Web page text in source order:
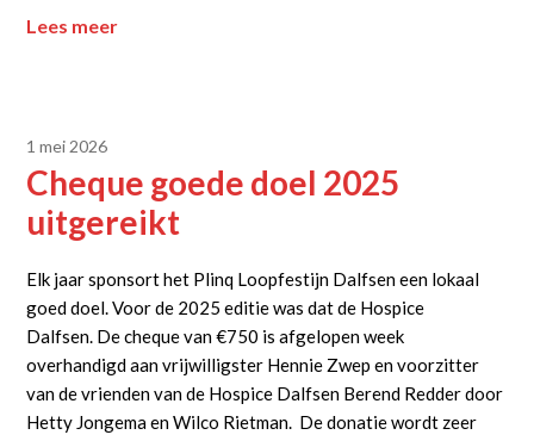
Lees meer
1 mei 2026
Cheque goede doel 2025
uitgereikt
Elk jaar sponsort het Plinq Loopfestijn Dalfsen een lokaal
goed doel. Voor de 2025 editie was dat de Hospice
Dalfsen. De cheque van €750 is afgelopen week
overhandigd aan vrijwilligster Hennie Zwep en voorzitter
van de vrienden van de Hospice Dalfsen Berend Redder door
Hetty Jongema en Wilco Rietman. De donatie wordt zeer